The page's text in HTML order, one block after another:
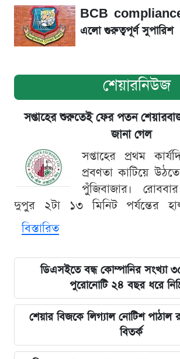
BCB
এলো গুরুত্বপূর্ণ সুপারিশ
শেয়ারনিউজ
সপ্তাহের শুরুতেই ফের পতন
জানা গেল
সপ্তাহের প্রথম
প্রবণতা কাটিয়ে
পুঁজিবাজার।
দুপুর ২টা ১৩ মিনিট পর্যন্তের
বিস্তারিত
ডিএসইতে বন্ধ কোম্পানির সংখ্যা
পুরোনোটি ২৪ বছর ধরে
শেয়ার বিজকে লিগ্যাল নোটিশ
বিতর্ক